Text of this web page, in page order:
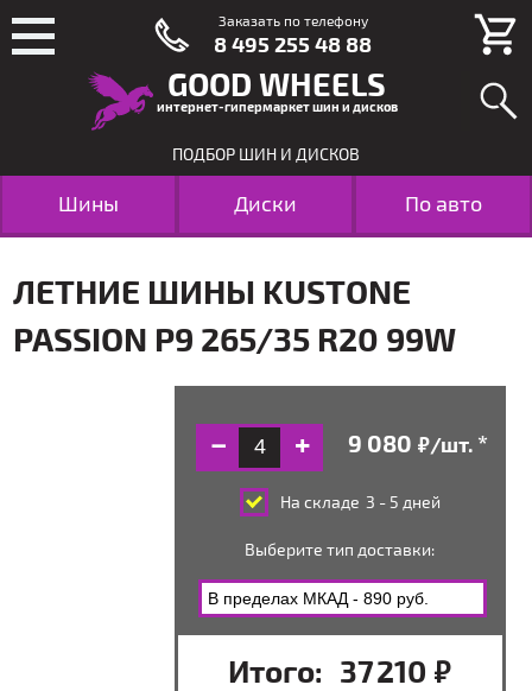
GOOD WHEELS
интернет-гипермаркет шин и дисков
ПОДБОР ШИН И ДИСКОВ
Шины Диски По авто
ЛЕТНИЕ ШИНЫ KUSTONE
PASSION P9 265/35 R20 99W
руб./шт.
На складе 3 - 5 дней
Выберите тип доставки:
Итого: 37 210 руб.
Заказать по телефону
8 495 255 48 88